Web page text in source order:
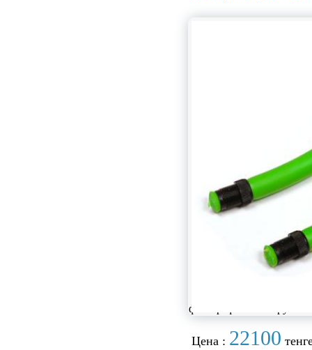
фотографии не
Цена : 22100